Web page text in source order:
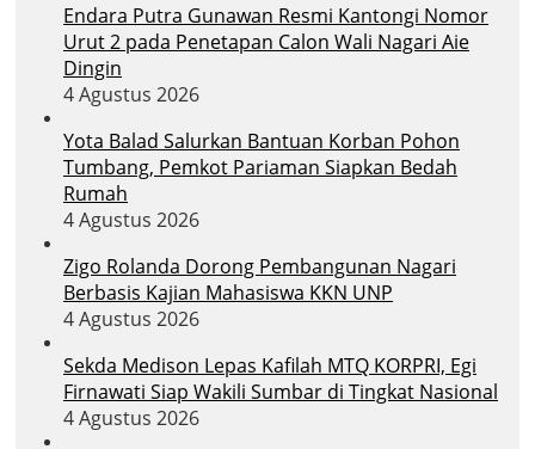
Endara Putra Gunawan Resmi Kantongi Nomor
Urut 2 pada Penetapan Calon Wali Nagari Aie
Dingin
4 Agustus 2026
Yota Balad Salurkan Bantuan Korban Pohon
Tumbang, Pemkot Pariaman Siapkan Bedah
Rumah
4 Agustus 2026
Zigo Rolanda Dorong Pembangunan Nagari
Berbasis Kajian Mahasiswa KKN UNP
4 Agustus 2026
Sekda Medison Lepas Kafilah MTQ KORPRI, Egi
Firnawati Siap Wakili Sumbar di Tingkat Nasional
4 Agustus 2026